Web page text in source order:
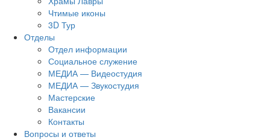
Чтимые иконы
3D Тур
Отделы
Отдел информации
Социальное служение
МЕДИА — Видеостудия
МЕДИА — Звукостудия
Мастерские
Вакансии
Контакты
Вопросы и ответы